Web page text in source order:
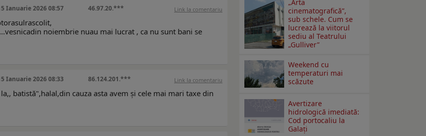
Ianuarie 2026 08:57 46.97.20.*** Link la comentariu
noiembrie nuau mai lucrat , ca nu sunt bani se
Ianuarie 2026 08:33 86.124.201.*** Link la comentariu
batistă",halal,din cauza asta avem și cele mai mari taxe din
„Arta
cinematografică”,
sub schele. Cum se
lucrează la viitorul
sediu al Teatrului
„Gulliver”
Weekend cu
temperaturi mai
scăzute
Avertizare
hidrologică imediată:
Cod portocaliu la
Galaţi